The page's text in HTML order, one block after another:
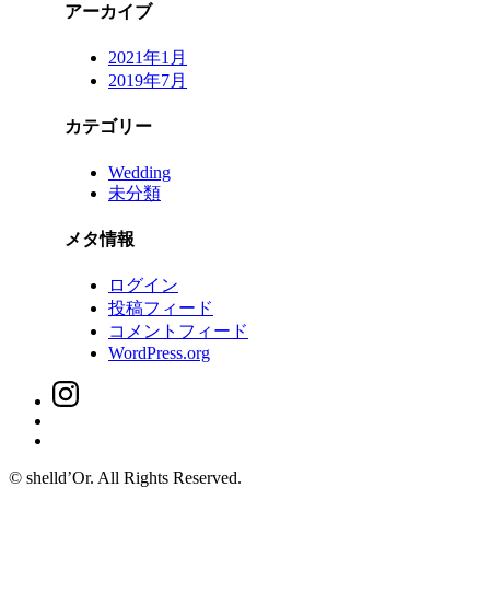
アーカイブ
2021年1月
2019年7月
カテゴリー
Wedding
未分類
メタ情報
ログイン
投稿フィード
コメントフィード
WordPress.org
© shelld’Or. All Rights Reserved.